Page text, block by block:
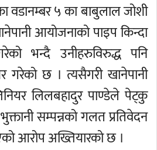
वडानम्बर ५ का बाबुलाल जोशी
आयोजनाको पाइप किन्दा
भन्दै उनीहरुविरुद्ध पनि
गरेको छ । त्यसैगरी खानेपानी
लिलबहादुर पाण्डेले पेट्कु
सम्पन्नको गलत प्रतिवेदन
आरोप अख्तियारको छ ।